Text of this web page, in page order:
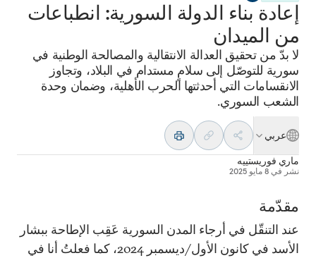
إعادة بناء الدولة السورية: انطباعات
من الميدان
لا بدّ من تحقيق العدالة الانتقالية والمصالحة الوطنية في
سورية للتوصّل إلى سلامٍ مستدام في البلاد، وتجاوز
الانقسامات التي أحدثتها الحرب الأهلية، وضمان وحدة
الشعب السوري.
عربي
ماري فوريستييه
نشر في 8 مايو 2025
مقدّمة
عند التنقّل في أرجاء المدن السورية عَقِب الإطاحة ببشار
الأسد في كانون الأول/ديسمبر 2024، كما فعلتُ أنا في